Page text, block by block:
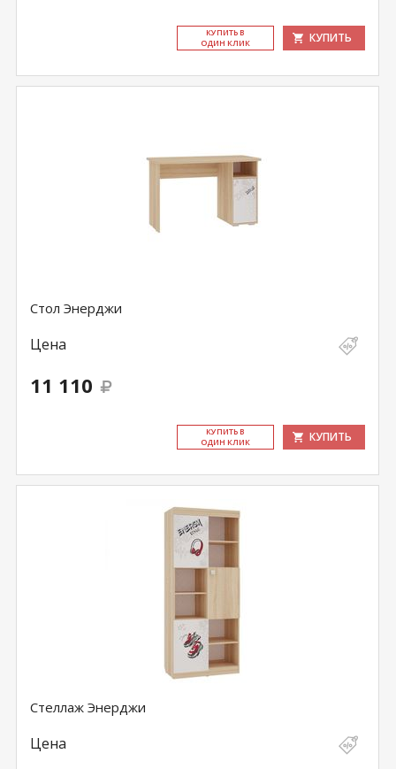
КУ­ПИТЬ В
ОДИН КЛИК
КУПИТЬ
Стол Энерджи
Цена
11 110
КУ­ПИТЬ В
ОДИН КЛИК
КУПИТЬ
Стеллаж Энерджи
Цена